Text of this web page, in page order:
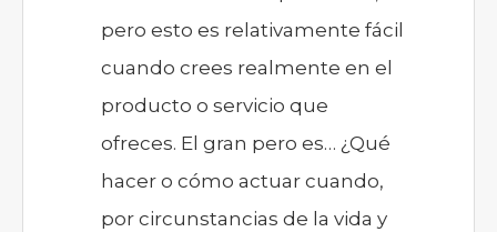
pero esto es relativamente fácil
cuando crees realmente en el
producto o servicio que
ofreces. El gran pero es… ¿Qué
hacer o cómo actuar cuando,
por circunstancias de la vida y